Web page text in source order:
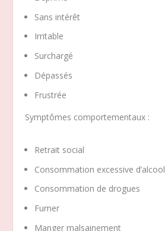
Sans intérêt
Irritable
Surchargé
Dépassés
Frustrée
Symptômes comportementaux :
Retrait social
Consommation excessive d’alcool
Consommation de drogues
Fumer
Manger malsainement